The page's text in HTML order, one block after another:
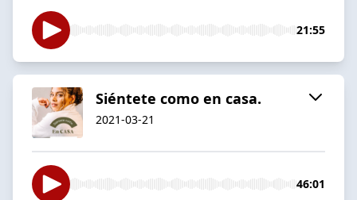
21:55
Siéntete como en casa.
2021-03-21
46:01